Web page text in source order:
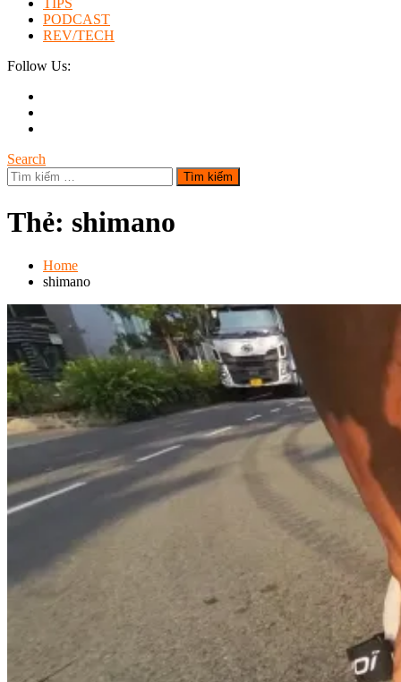
TIPS
PODCAST
REV/TECH
Follow Us:
Search
Tìm
kiếm
Thẻ: shimano
Home
shimano